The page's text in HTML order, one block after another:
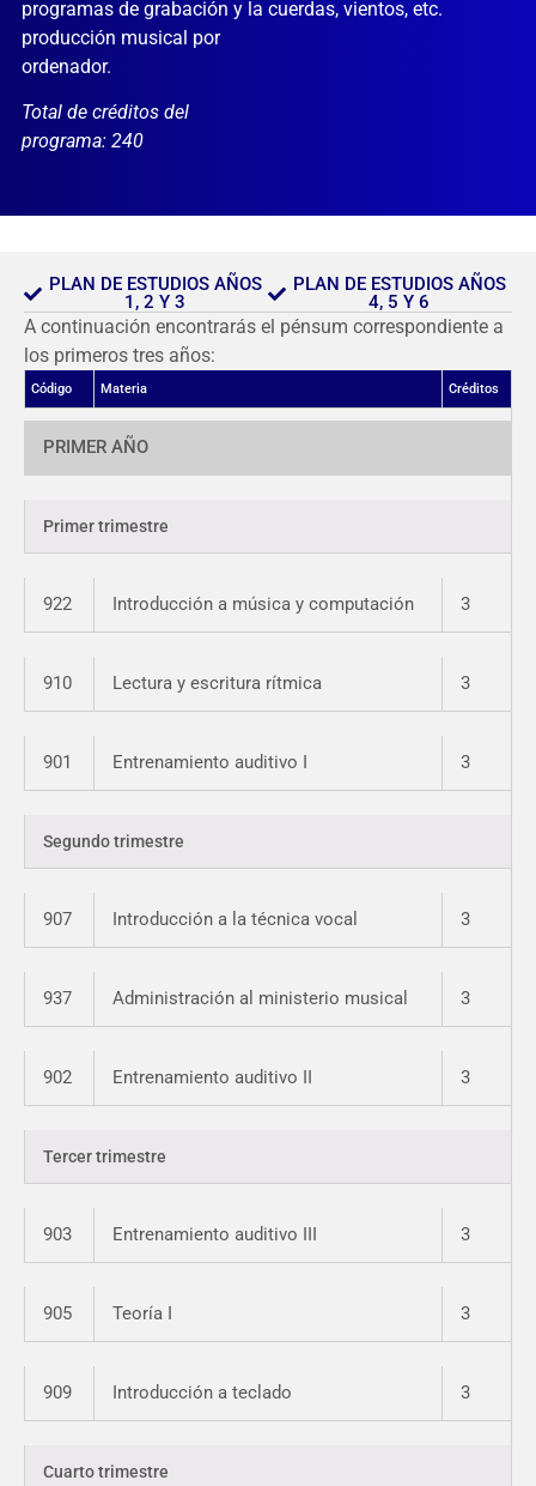
programas de grabación y la
producción musical por
ordenador.
Total de créditos del
programa: 240
cuerdas, vientos, etc.
PLAN DE ESTUDIOS AÑOS
1, 2 Y 3
PLAN DE ESTUDIOS AÑOS
4, 5 Y 6
A continuación encontrarás el pénsum correspondiente a
los primeros tres años:
Código Materia Créditos
PRIMER AÑO
Primer trimestre
922 Introducción a música y computación 3
910 Lectura y escritura rítmica 3
901 Entrenamiento auditivo I 3
Segundo trimestre
907 Introducción a la técnica vocal 3
937 Administración al ministerio musical 3
902 Entrenamiento auditivo II 3
Tercer trimestre
903 Entrenamiento auditivo III 3
905 Teoría I 3
909 Introducción a teclado 3
Cuarto trimestre